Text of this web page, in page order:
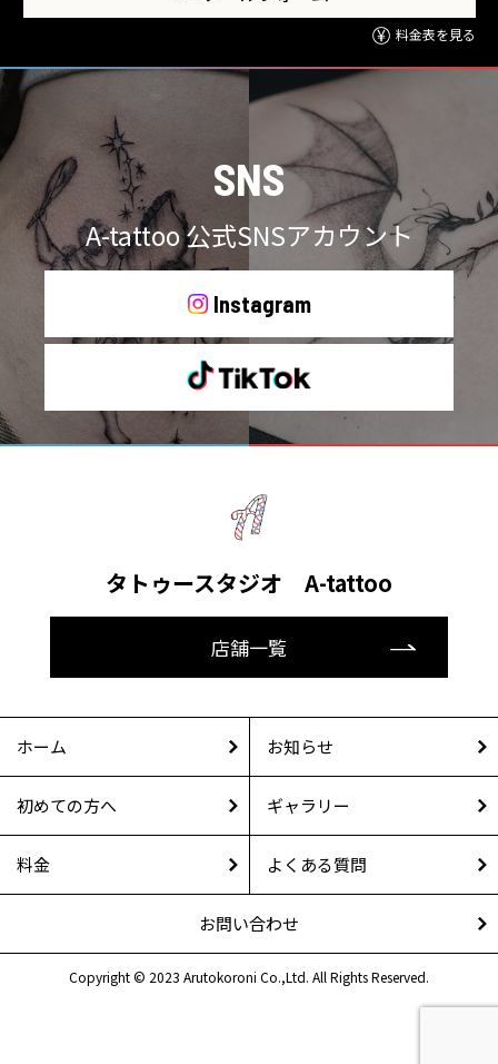
料金表を見る
SNS
A-tattoo 公式SNSアカウント
Instagram
タトゥースタジオ A-tattoo
店舗一覧
ホーム お知らせ
初めての方へ ギャラリー
料金 よくある質問
お問い合わせ
Copyright © 2023 Arutokoroni Co.,Ltd. All Rights Reserved.